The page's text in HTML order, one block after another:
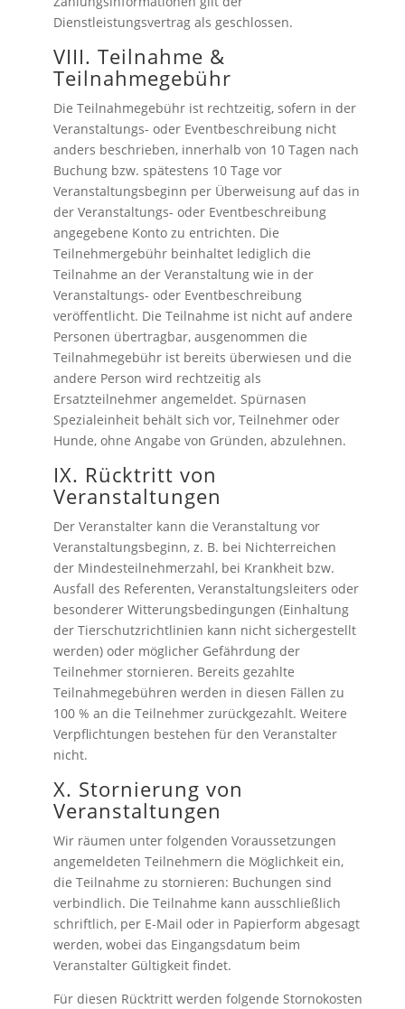
Dienstleistungsvertrag als geschlossen.
VIII. Teilnahme &
Teilnahmegebühr
Die Teilnahmegebühr ist rechtzeitig, sofern in der
Veranstaltungs- oder Eventbeschreibung nicht
anders beschrieben, innerhalb von 10 Tagen nach
Buchung bzw. spätestens 10 Tage vor
Veranstaltungsbeginn per Überweisung auf das in
der Veranstaltungs- oder Eventbeschreibung
angegebene Konto zu entrichten. Die
Teilnehmergebühr beinhaltet lediglich die
Teilnahme an der Veranstaltung wie in der
Veranstaltungs- oder Eventbeschreibung
veröffentlicht. Die Teilnahme ist nicht auf andere
Personen übertragbar, ausgenommen die
Teilnahmegebühr ist bereits überwiesen und die
andere Person wird rechtzeitig als
Ersatzteilnehmer angemeldet. Spürnasen
Spezialeinheit behält sich vor, Teilnehmer oder
Hunde, ohne Angabe von Gründen, abzulehnen.
IX. Rücktritt von
Veranstaltungen
Der Veranstalter kann die Veranstaltung vor
Veranstaltungsbeginn, z. B. bei Nichterreichen
der Mindesteilnehmerzahl, bei Krankheit bzw.
Ausfall des Referenten, Veranstaltungsleiters oder
besonderer Witterungsbedingungen (Einhaltung
der Tierschutzrichtlinien kann nicht sichergestellt
werden) oder möglicher Gefährdung der
Teilnehmer stornieren. Bereits gezahlte
Teilnahmegebühren werden in diesen Fällen zu
100 % an die Teilnehmer zurückgezahlt. Weitere
Verpflichtungen bestehen für den Veranstalter
nicht.
X. Stornierung von
Veranstaltungen
Wir räumen unter folgenden Voraussetzungen
angemeldeten Teilnehmern die Möglichkeit ein,
die Teilnahme zu stornieren: Buchungen sind
verbindlich. Die Teilnahme kann ausschließlich
schriftlich, per E-Mail oder in Papierform abgesagt
werden, wobei das Eingangsdatum beim
Veranstalter Gültigkeit findet.
Für diesen Rücktritt werden folgende Stornokosten